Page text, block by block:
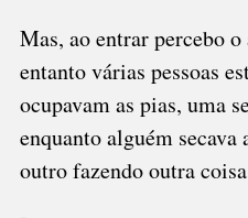
Mas, ao entrar percebo
entanto várias pessoas
ocupavam as pias, uma
enquanto alguém
outro fazendo outra